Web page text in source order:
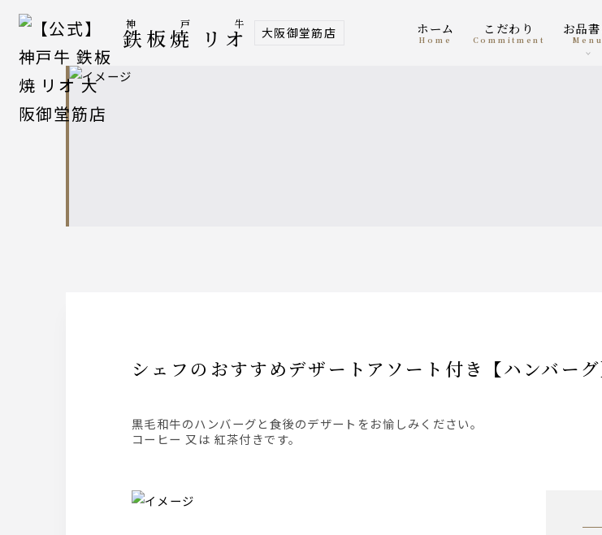
神戸牛
鉄板焼 リオ 大阪御堂筋店 ホーム
home
こだわり
Commitment
お品
menu
シェフのおすすめデザートアソート付き【ハンバー
黒毛和牛のハンバーグと食後のデザートをお愉しみください。
コーヒー 又は 紅茶付きです。